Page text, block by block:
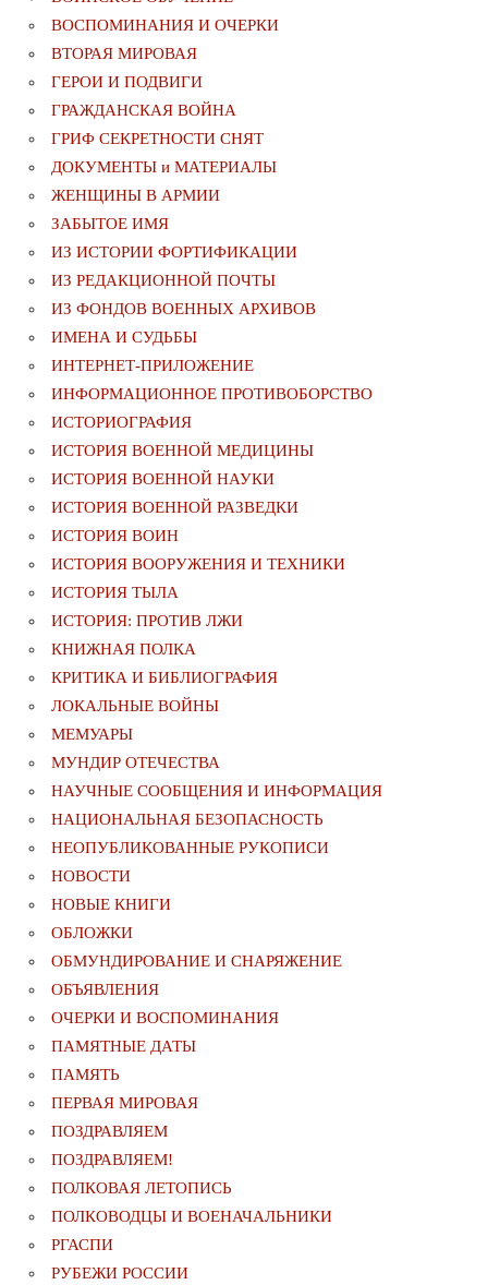
ВОСПОМИНАНИЯ И ОЧЕРКИ
ВТОРАЯ МИРОВАЯ
ГЕРОИ И ПОДВИГИ
ГРАЖДАНСКАЯ ВОЙНА
ГРИФ СЕКРЕТНОСТИ СНЯТ
ДОКУМЕНТЫ и МАТЕРИАЛЫ
ЖЕНЩИНЫ В АРМИИ
ЗАБЫТОЕ ИМЯ
ИЗ ИСТОРИИ ФОРТИФИКАЦИИ
ИЗ РЕДАКЦИОННОЙ ПОЧТЫ
ИЗ ФОНДОВ ВОЕННЫХ АРХИВОВ
ИМЕНА И СУДЬБЫ
ИНТЕРНЕТ-ПРИЛОЖЕНИЕ
ИНФОРМАЦИОННОЕ ПРОТИВОБОРСТВО
ИСТОРИОГРАФИЯ
ИСТОРИЯ ВОЕННОЙ МЕДИЦИНЫ
ИСТОРИЯ ВОЕННОЙ НАУКИ
ИСТОРИЯ ВОЕННОЙ РАЗВЕДКИ
ИСТОРИЯ ВОИН
ИСТОРИЯ ВООРУЖЕНИЯ И ТЕХНИКИ
ИСТОРИЯ ТЫЛА
ИСТОРИЯ: ПРОТИВ ЛЖИ
КНИЖНАЯ ПОЛКА
КРИТИКА И БИБЛИОГРАФИЯ
ЛОКАЛЬНЫЕ ВОЙНЫ
МЕМУАРЫ
МУНДИР ОТЕЧЕСТВА
НАУЧНЫЕ СООБЩЕНИЯ И ИНФОРМАЦИЯ
НАЦИОНАЛЬНАЯ БЕЗОПАСНОСТЬ
НЕОПУБЛИКОВАННЫЕ РУКОПИСИ
НОВОСТИ
НОВЫЕ КНИГИ
ОБЛОЖКИ
ОБМУНДИРОВАНИЕ И СНАРЯЖЕНИЕ
ОБЪЯВЛЕНИЯ
ОЧЕРКИ И ВОСПОМИНАНИЯ
ПАМЯТНЫЕ ДАТЫ
ПАМЯТЬ
ПЕРВАЯ МИРОВАЯ
ПОЗДРАВЛЯЕМ
ПОЗДРАВЛЯЕМ!
ПОЛКОВАЯ ЛЕТОПИСЬ
ПОЛКОВОДЦЫ И ВОЕНАЧАЛЬНИКИ
РГАСПИ
РУБЕЖИ РОССИИ